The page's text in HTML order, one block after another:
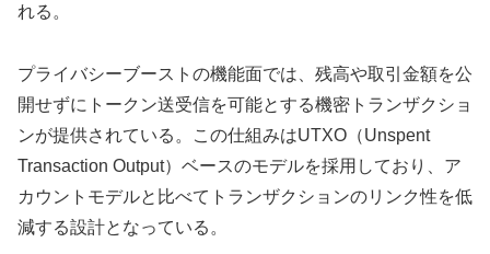
れる。
プライバシーブーストの機能面では、残高や取引金額を公
開せずにトークン送受信を可能とする機密トランザクショ
ンが提供されている。この仕組みはUTXO（Unspent
Transaction Output）ベースのモデルを採用しており、ア
カウントモデルと比べてトランザクションのリンク性を低
減する設計となっている。